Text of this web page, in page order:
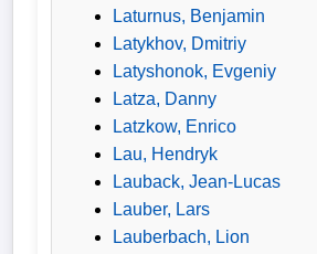
Laturnus, Benjamin
Latykhov, Dmitriy
Latyshonok, Evgeniy
Latza, Danny
Latzkow, Enrico
Lau, Hendryk
Lauback, Jean-Lucas
Lauber, Lars
Lauberbach, Lion